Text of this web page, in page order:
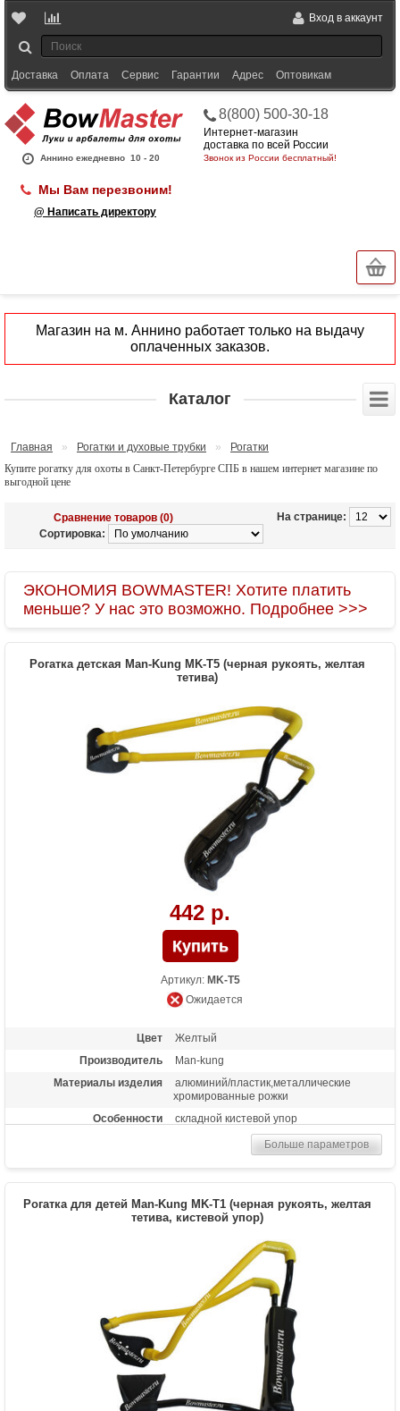
Вход в аккаунт
Доставка Оплата Сервис Гарантии Адрес Оптовикам
Аннино ежедневно 10 - 20
8(800) 500-30-18
Интернет-магазин
доставка по всей России
Звонок из России бесплатный!
Мы Вам перезвоним!
@ Написать директору
Магазин на м. Аннино работает только на выдачу
оплаченных заказов.
Каталог
Главная » Рогатки и духовые трубки »
Рогатки
Купите рогатку для охоты в Санкт-Петербурге СПБ в нашем интернет магазине по
выгодной цене
На странице:
Сравнение товаров (0)
Сортировка:
ЭКОНОМИЯ BOWMASTER! Хотите платить
меньше? У нас это возможно. Подробнее >>>
Рогатка детская Man-Kung MK-T5 (черная рукоять, желтая
тетива)
442 р.
Артикул: MK-T5
Ожидается
Цвет
Желтый
Производитель
Man-kung
Материалы изделия
алюминий/пластик,металлические
хромированные рожки
Особенности
складной кистевой упор
Больше параметров
Рогатка для детей Man-Kung MK-T1 (черная рукоять, желтая
тетива, кистевой упор)